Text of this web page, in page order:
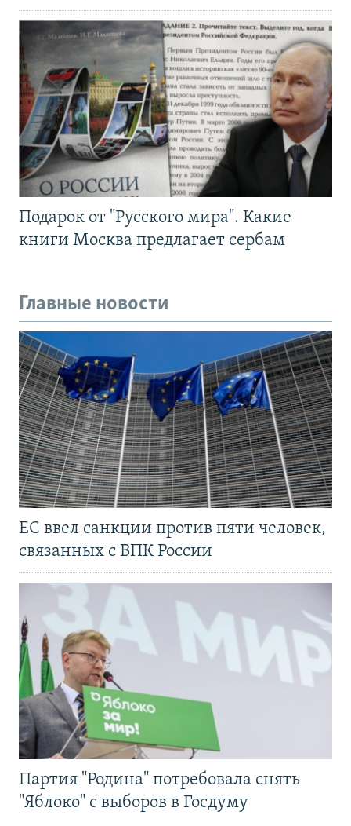
Подарок от "Русского мира". Какие
книги Москва предлагает сербам
Главные новости
ЕС ввел санкции против пяти человек,
связанных с ВПК России
Партия "Родина" потребовала снять
"Яблоко" с выборов в Госдуму